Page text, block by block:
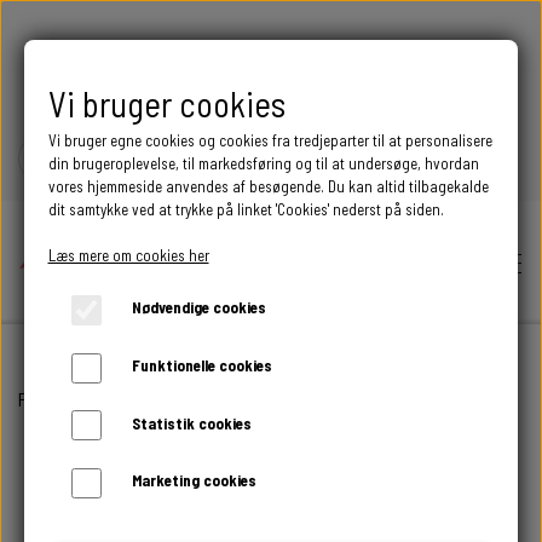
Shop
Forside
Vi bruger cookies
Vi bruger egne cookies og cookies fra tredjeparter til at personalisere
din brugeroplevelse, til markedsføring og til at undersøge, hvordan
vores hjemmeside anvendes af besøgende. Du kan altid tilbagekalde
dit samtykke ved at trykke på linket 'Cookies' nederst på siden.
Læs mere om cookies her
Nødvendige cookies
Funktionelle cookies
Statistik cookies
Marketing cookies